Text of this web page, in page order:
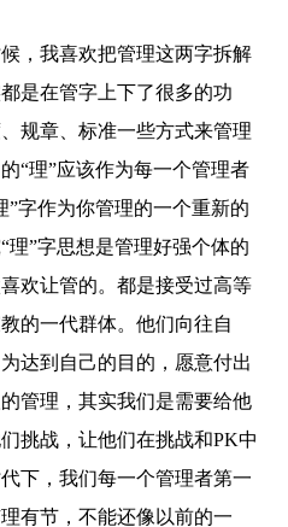
，我喜欢把管理这两字拆解
是在管字上下了很多的功
规章、标准一些方式来管理
“理”应该作为每一个管理者
”字作为你管理的一个重新的
理”字思想是管理好强个体的
欢让管的。都是接受过高等
的一代群体。他们向往自
达到自己的目的，愿意付出
管理，其实我们是需要给他
挑战，让他们在挑战和PK中
下，我们每一个管理者第一
有节，不能还像以前的一